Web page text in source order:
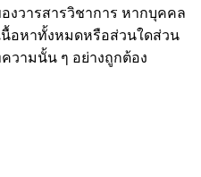
งวารสารวิชาการ หากบุคคล
นื้อหาทั้งหมดหรือส่วนใดส่วน
วามนั้น ๆ อย่างถูกต้อง